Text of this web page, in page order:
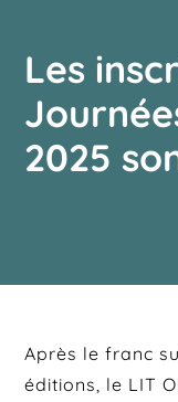
Les
2025
Après le franc
éditions, le LIT